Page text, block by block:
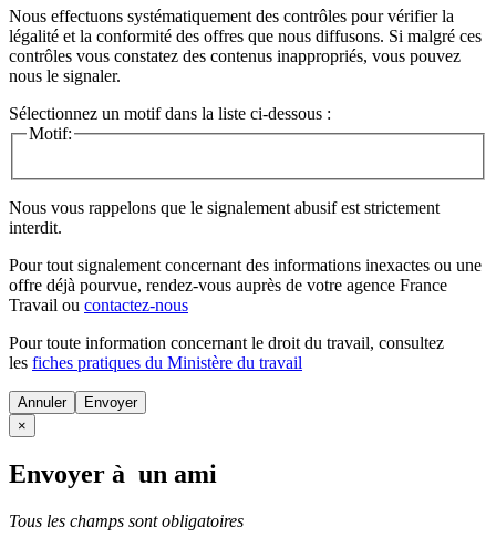
Nous effectuons systématiquement des contrôles pour vérifier la
légalité et la conformité des offres que nous diffusons. Si malgré ces
contrôles vous constatez des contenus inappropriés, vous pouvez
nous le signaler.
Sélectionnez un motif dans la liste ci-dessous :
Motif:
Nous vous rappelons que le signalement abusif est strictement
interdit.
Pour tout signalement concernant des informations inexactes ou une
offre déjà pourvue, rendez-vous auprès de votre agence France
Travail ou contactez-nous
Pour toute information concernant le droit du travail, consultez
les fiches pratiques du Ministère du travail
Annuler
×
Envoyer à un ami
Tous les champs sont obligatoires